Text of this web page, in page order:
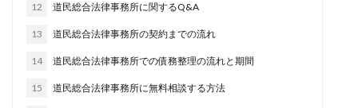
12 道民総合法律事務所に関するQ&A
13 道民総合法律事務所の契約までの流れ
14 道民総合法律事務所での債務整理の流れと期間
15 道民総合法律事務所に無料相談する方法